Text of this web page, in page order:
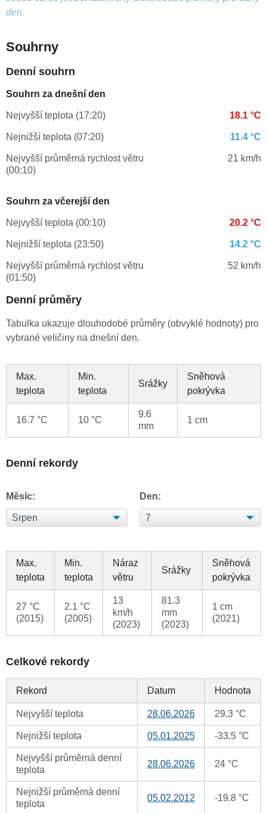
den.
Souhrny
Denní souhrn
Souhrn za dnešní den
Nejvyšší teplota (17:20) 18.1 °C
Nejnižší teplota (07:20) 11.4 °C
Nejvyšší průměrná rychlost větru
(00:10)
21 km/h
Souhrn za včerejší den
Nejvyšší teplota (00:10) 20.2 °C
Nejnižší teplota (23:50) 14.2 °C
Nejvyšší průměrná rychlost větru
(01:50)
52 km/h
Denní průměry
Tabulka ukazuje dlouhodobé průměry (obvyklé hodnoty) pro
vybrané veličiny na dnešní den.
Max.
teplota
Min.
teplota
Srážky
Sněhová
pokrývka
16.7 °C 10 °C
9.6
mm
1 cm
Denní rekordy
Měsíc: Den:
Max.
teplota
Min.
teplota
Náraz
větru
Srážky
Sněhová
pokrývka
27 °C
(2015)
2.1 °C
(2005)
13
km/h
(2023)
81.3
mm
(2023)
1 cm
(2021)
Celkové rekordy
Rekord Datum Hodnota
Nejvyšší teplota 28.06.2026 29.3 °C
Nejnižší teplota 05.01.2025 -33.5 °C
Nejvyšší průměrná denní
teplota
28.06.2026 24 °C
Nejnižší průměrná denní
teplota
05.02.2012 -19.8 °C